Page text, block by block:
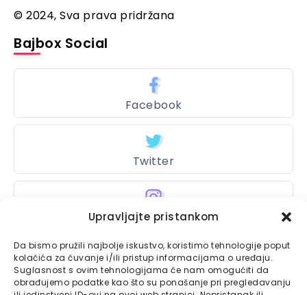
Upravljajte pristankom
Da bismo pružili najbolje iskustvo, koristimo tehnologije poput
kolačića za čuvanje i/ili pristup informacijama o uređaju.
Suglasnost s ovim tehnologijama će nam omogućiti da
obrađujemo podatke kao što su ponašanje pri pregledavanju
© 2024, Sva prava pridržana
Bajbox Social
Facebook
Twitter
Instagram
Bajtbox